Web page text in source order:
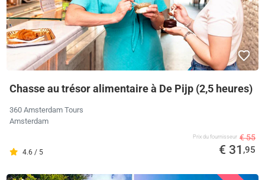
Chasse au trésor alimentaire à De Pijp (2,5 heures)
360 Amsterdam Tours
Amsterdam
4.6 / 5
Prix ​​du fournisseur € 55
€ 31 ,95